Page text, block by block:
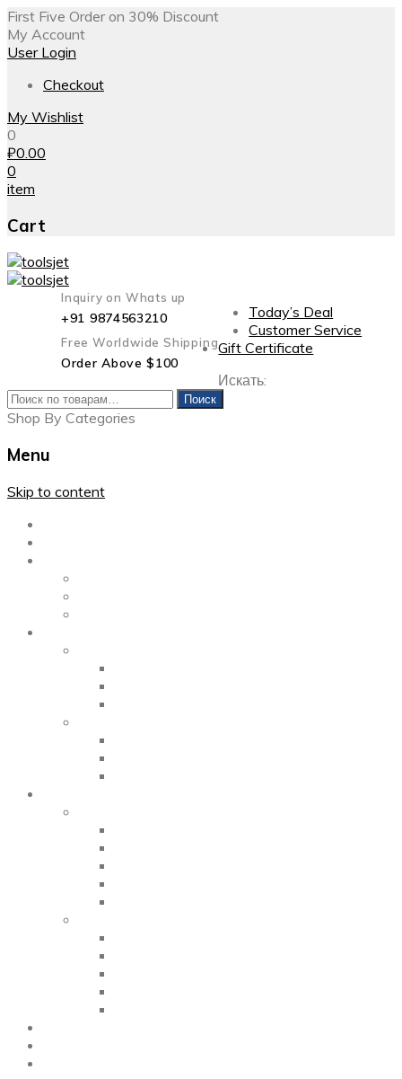
First Five Order on 30% Discount
My Account
User Login
Checkout
My Wishlist
0
₽0.00
0
item
Cart
Inquiry on Whats up
+91 9874563210
Free Worldwide Shipping
Order Above $100
Today’s Deal
Customer Service
Gift Certificate
Искать:
Поиск
Shop By Categories
Menu
Skip to content